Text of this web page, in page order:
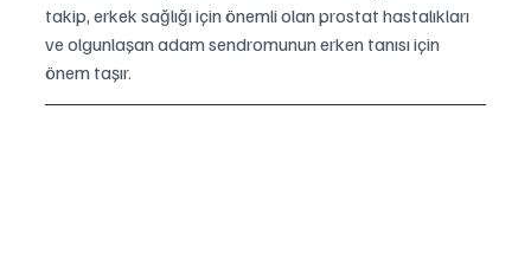
takip, erkek sağlığı için önemli olan prostat hastalıkları
ve olgunlaşan adam sendromunun erken tanısı için
önem taşır.